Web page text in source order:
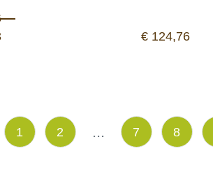
€ 124,76
1 2 ... 7 8